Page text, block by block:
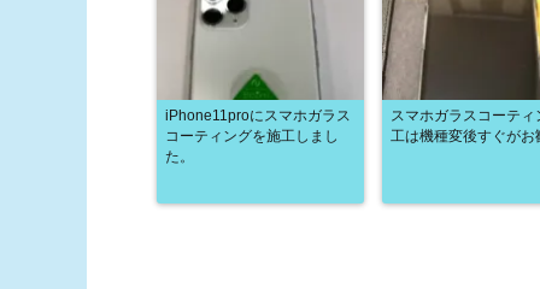
iPhone11proにスマホガラス
コーティングを施工しまし
た。
スマホガラスコーティ
工は機種変後すぐがお